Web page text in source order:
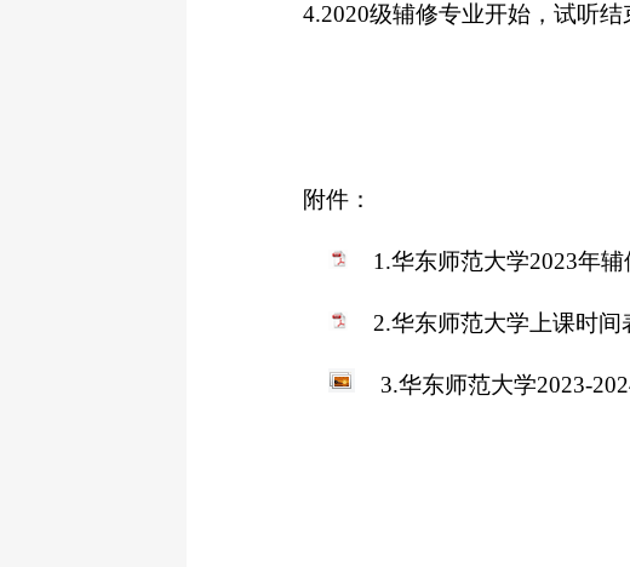
4.2020级辅修专业开始，试听结
附件：
1.华东师范大学2023年
2.华东师范大学上课时间
3.华东师范大学2023-